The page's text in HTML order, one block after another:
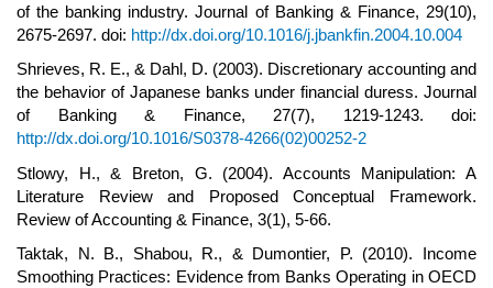
of the banking industry. Journal of Banking & Finance, 29(10),
2675-2697. doi: http://dx.doi.org/10.1016/j.jbankfin.2004.10.004
Shrieves, R. E., & Dahl, D. (2003). Discretionary accounting and
the behavior of Japanese banks under financial duress. Journal
of Banking & Finance, 27(7), 1219-1243. doi:
http://dx.doi.org/10.1016/S0378-4266(02)00252-2
Stlowy, H., & Breton, G. (2004). Accounts Manipulation: A
Literature Review and Proposed Conceptual Framework.
Review of Accounting & Finance, 3(1), 5-66.
Taktak, N. B., Shabou, R., & Dumontier, P. (2010). Income
Smoothing Practices: Evidence from Banks Operating in OECD